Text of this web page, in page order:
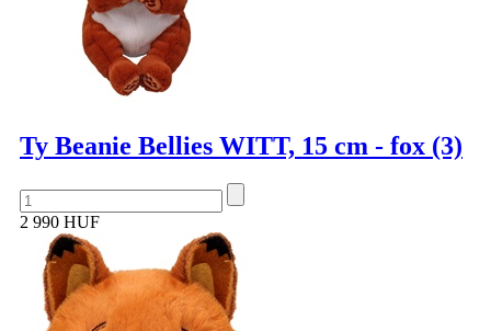
Ty Beanie Bellies WITT, 15 cm - fox (3)
2 990 HUF